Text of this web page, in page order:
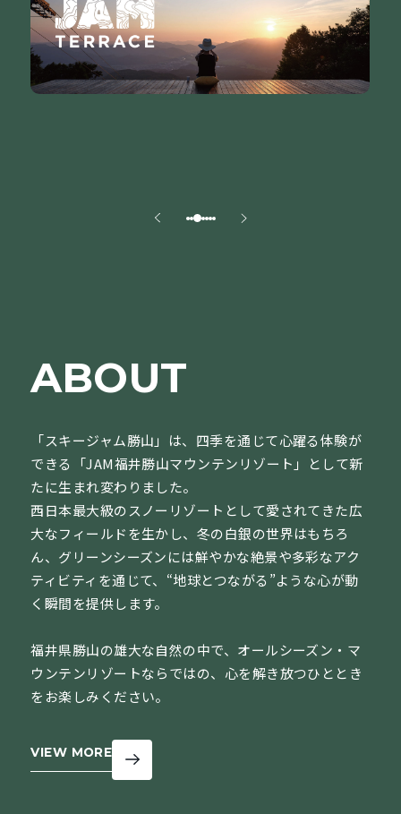
ABOUT
「スキージャム勝山」は、四季を通じて心躍る体験が
できる「JAM福井勝山マウンテンリゾート」として新
たに生まれ変わりました。
西日本最大級のスノーリゾートとして愛されてきた広
大なフィールドを生かし、冬の白銀の世界はもちろ
ん、グリーンシーズンには鮮やかな絶景や多彩なアク
ティビティを通じて、“地球とつながる”ような心が動
く瞬間を提供します。
福井県勝山の雄大な自然の中で、オールシーズン・マ
ウンテンリゾートならではの、心を解き放つひととき
をお楽しみください。
VIEW MORE